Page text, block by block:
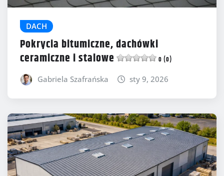
DACH
Pokrycia bitumiczne, dachówki
ceramiczne i stalowe
0 (0)
Gabriela Szafrańska sty 9, 2026